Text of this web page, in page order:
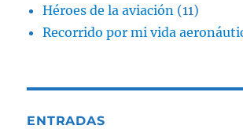
Héroes de la aviación (11)
Recorrido por mi vida
ENTRADAS